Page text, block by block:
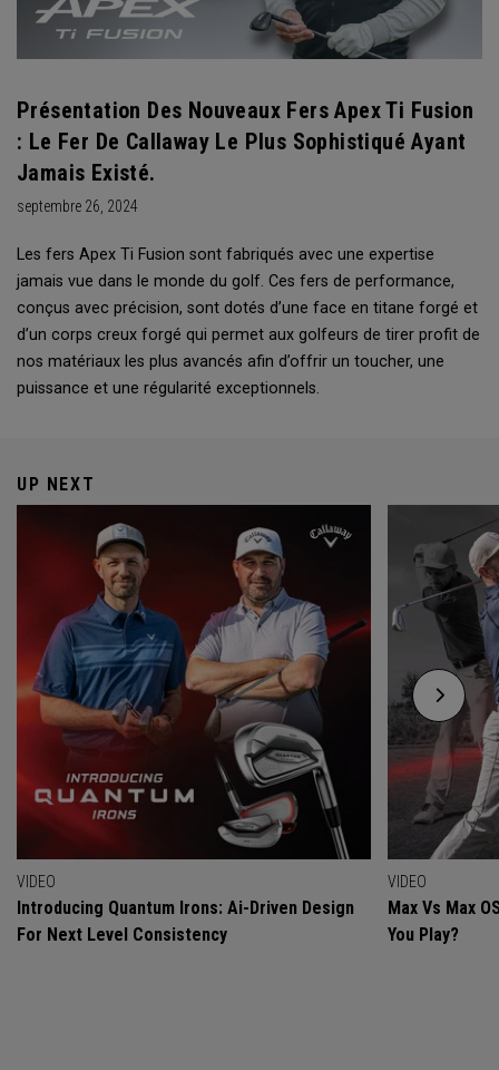
Présentation Des Nouveaux Fers Apex Ti Fusion
: Le Fer De Callaway Le Plus Sophistiqué Ayant
Jamais Existé.
septembre 26, 2024
Les fers Apex Ti Fusion sont fabriqués avec une expertise
jamais vue dans le monde du golf. Ces fers de performance,
conçus avec précision, sont dotés d’une face en titane forgé et
d’un corps creux forgé qui permet aux golfeurs de tirer profit de
nos matériaux les plus avancés afin d’offrir un toucher, une
puissance et une régularité exceptionnels.
UP NEXT
VIDEO
Introducing Quantum Irons: Ai-Driven Design
For Next Level Consistency
VIDEO
Max Vs Max
You Play?